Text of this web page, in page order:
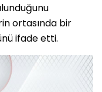
ortasında bir
ifade etti.